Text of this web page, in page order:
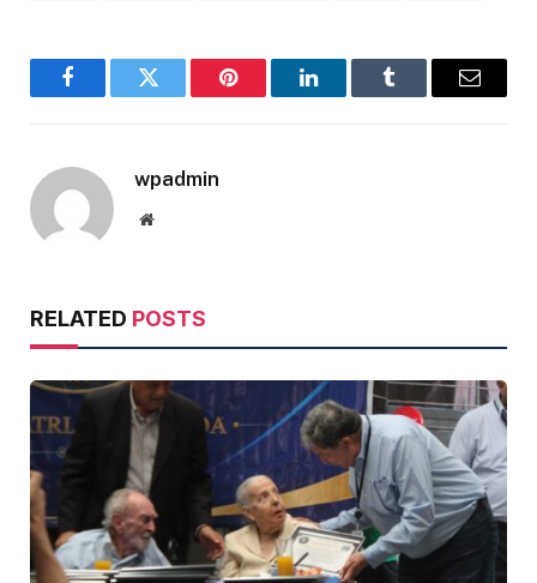
FacebookTwitter Pinterest LinkedInTumblr Email
wpadmin
Website
RELATED POSTS